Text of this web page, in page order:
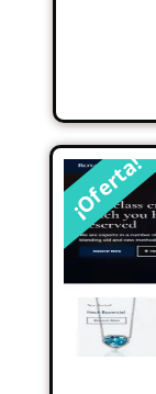
¡Oferta!